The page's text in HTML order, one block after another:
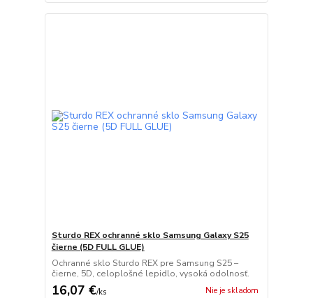
Sturdo REX ochranné sklo Samsung Galaxy S25
čierne (5D FULL GLUE)
Ochranné sklo Sturdo REX pre Samsung S25 –
čierne, 5D, celoplošné lepidlo, vysoká odolnosť.
16,07 €/ks Nie je skladom